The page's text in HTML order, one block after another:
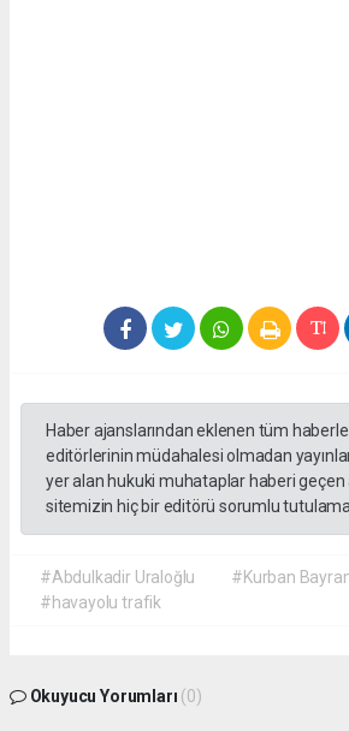
Haber ajanslarından eklenen tüm
editörlerinin müdahalesi olmadan
yer alan hukuki muhataplar haberi geçen
sitemizin hiç bir editörü sorumlu
#Abdulkadir Uraloğlu
#Kurban
#havayolu trafik
Okuyucu Yorumları (0)